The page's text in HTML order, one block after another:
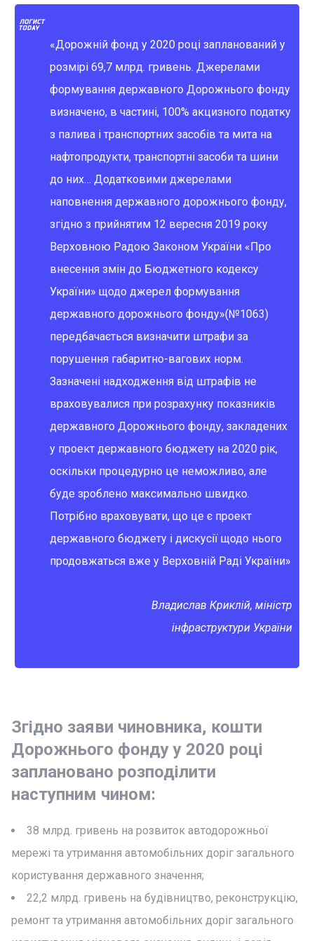
«Дорожній фонд у 2020 році запланований у
розмірі 69,7 млрд. гривень. Джерелами
формування державного Дорожнього фонду
визначено, в частині, 100% акцизного податку
з палива і транспортних засобів та мита на
нафтопродукти, транспортні засоби та шини
до них… Додатковими джерелами
наповнення державного дорожнього фонду,
згідно з прийнятим 12 вересня 2019 року
Верховною Радою Законом України «Про
внесення змін до Бюджетного кодексу
України» щодо джерел формування
державного дорожнього фонду»(№1063)
передбачається визначити штрафи за
порушення габаритно-вагових норм.
Зазначені надходження від штрафів не
враховувалися при розрахунку показників
державного Дорожнього фонду, закладених
у проект державного бюджету на 2020 рік,
оскільки процедурно це неможливо, але
буде зроблено максимально швидко.
Потрібно враховувати, що це є проект
державного бюджету і дискусії щодо нього
продовжаться вже у Верховній Раді України»
Владислав Криклій, міністр
інфраструктури України
Згідно заяви чиновника, кошти
Дорожнього фонду у 2020 році
заплановано розподілити
наступним чином:
38 млрд. гривень на розвиток автодорожньої
мережі та утримання автомобільних доріг загального
користування державного значення;
22,2 млрд. гривень на будівництво, реконструкцію,
ремонт та утримання автомобільних доріг загального